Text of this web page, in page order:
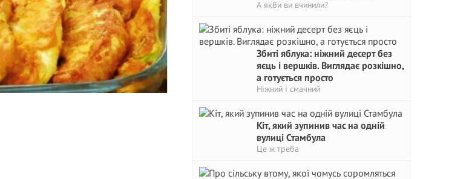
А якби ви вчинили?
Збиті яблука: ніжний десерт без
яєць і вершків. Виглядає розкішно,
а готується просто
Ніжний і смачний
Кіт, який зупинив час на одній
вулиці Стамбула
Це ж треба